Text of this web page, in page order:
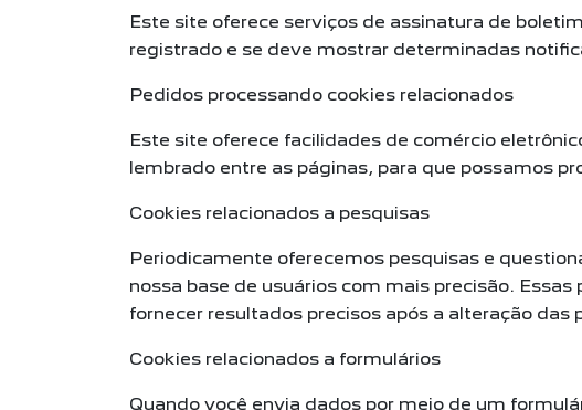
Este site oferece serviços de assinatura de
registrado e se deve mostrar determinadas
Pedidos processando cookies relacionados
Este site oferece facilidades de comércio
lembrado entre as páginas, para que possamos
Cookies relacionados a pesquisas
Periodicamente oferecemos pesquisas e
nossa base de usuários com mais precisão.
fornecer resultados precisos após a alteração das
Cookies relacionados a formulários
Quando você envia dados por meio de um